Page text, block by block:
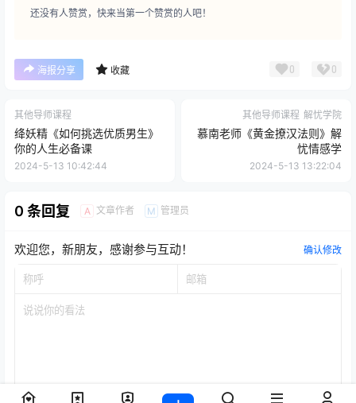
还没有人赞赏，快来当第一个赞赏的人吧！
海报分享 收藏 0 0
其他导师课程
绛妖精《如何挑选优质男生》
你的人生必备课
2024-5-13 10:42:44
其他导师课程 解忧学院
慕南老师《黄金撩汉法则》解
忧情感学
2024-5-13 13:22:04
0 条回复 A 文章作者 M 管理员
欢迎您，新朋友，感谢参与互动！ 确认修改